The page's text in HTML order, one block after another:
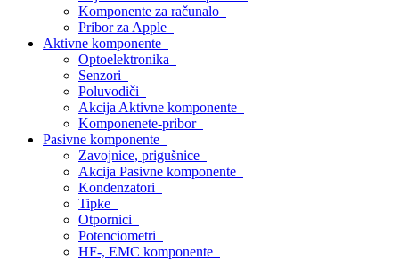
Komponente za računalo
Pribor za Apple
Aktivne komponente
Optoelektronika
Senzori
Poluvodiči
Akcija Aktivne komponente
Komponenete-pribor
Pasivne komponente
Zavojnice, prigušnice
Akcija Pasivne komponente
Kondenzatori
Tipke
Otpornici
Potenciometri
HF-, EMC komponente